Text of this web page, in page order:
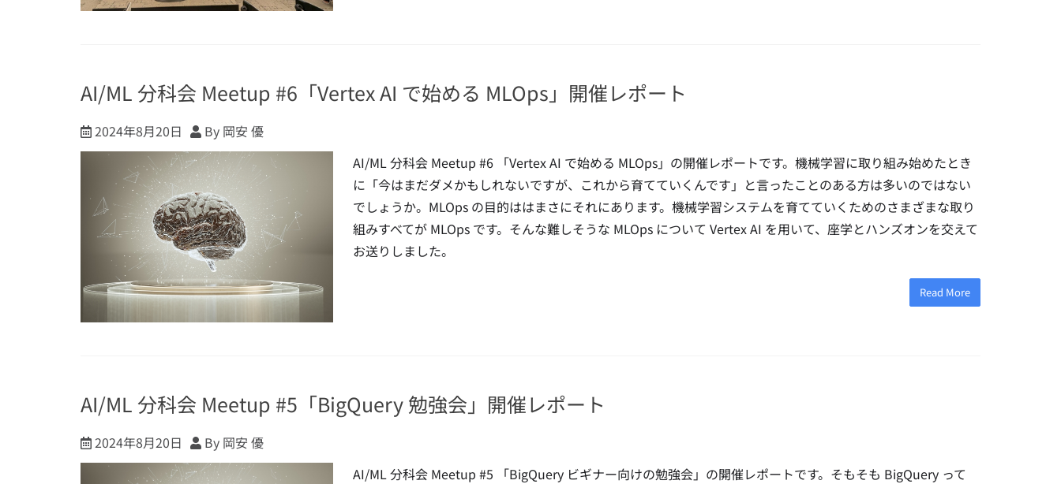
AI/ML 分科会 Meetup #6「Vertex AI で始める MLOps」開催レポート
2024年8月20日
By 岡安 優
AI/ML 分科会 Meetup #6 「Vertex AI で始める MLOps」の開催レポートです。機械学習に取り組み始めたとき
に「今はまだダメかもしれないですが、これから育てていくんです」と言ったことのある方は多いのではない
でしょうか。MLOps の目的ははまさにそれにあります。機械学習システムを育てていくためのさまざまな取り
組みすべてが MLOps です。そんな難しそうな MLOps について Vertex AI を用いて、座学とハンズオンを交えて
お送りしました。
Read More
AI/ML 分科会 Meetup #5「BigQuery 勉強会」開催レポート
2024年8月20日
By 岡安 優
AI/ML 分科会 Meetup #5 「BigQuery ビギナー向けの勉強会」の開催レポートです。そもそも BigQuery って